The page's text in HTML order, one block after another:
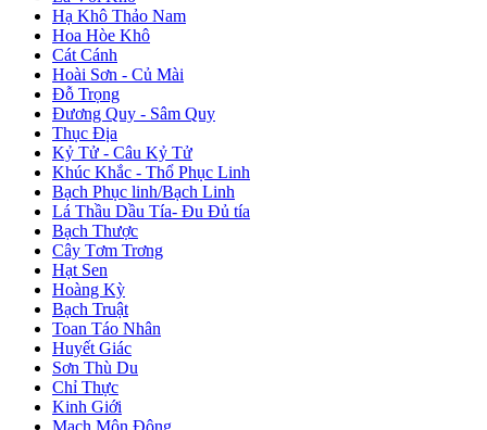
Hạ Khô Thảo Nam
Hoa Hòe Khô
Cát Cánh
Hoài Sơn - Củ Mài
Đỗ Trọng
Đương Quy - Sâm Quy
Thục Địa
Kỷ Tử - Câu Kỷ Tử
Khúc Khắc - Thổ Phục Linh
Bạch Phục linh/Bạch Linh
Lá Thầu Dầu Tía- Đu Đủ tía
Bạch Thược
Cây Tơm Trơng
Hạt Sen
Hoàng Kỳ
Bạch Truật
Toan Táo Nhân
Huyết Giác
Sơn Thù Du
Chỉ Thực
Kinh Giới
Mạch Môn Đông